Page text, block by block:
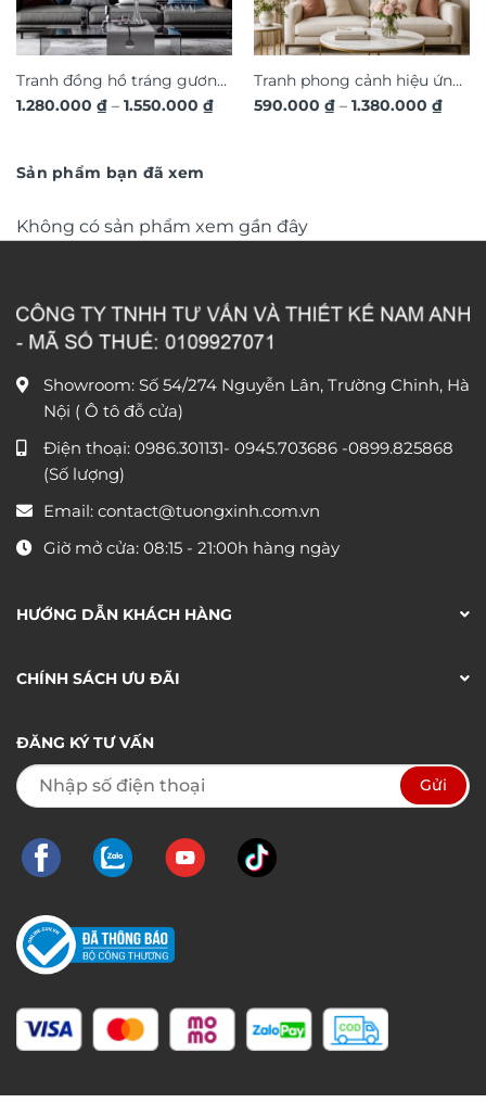
Tranh đồng hồ tráng gương
hươu 3D hiện đại TG4543
1.280.000 ₫ – 1.550.000 ₫Khoảng
Tranh phong cảnh hiệu ứng
dát vàng hoa nghệ thuật in
590.000 ₫ – 1.380.000 ₫
Sản phẩm bạn đã xem
Không có sản phẩm xem gần đây
Showroom: Số 54/274 Nguyễn Lân, Trường Chinh, Hà
Nội ( Ô tô đỗ cửa)
Điện thoại: 0986.301131- 0945.703686 -0899.825868
(Số lượng)
Email: contact@tuongxinh.com.vn
Giờ mở cửa: 08:15 - 21:00h hàng ngày
HƯỚNG DẪN KHÁCH HÀNG
CHÍNH SÁCH ƯU ĐÃI
ĐĂNG KÝ TƯ VẤN